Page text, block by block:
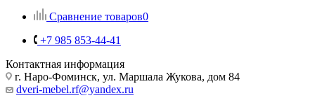
Сравнение товаров0
+7 985 853-44-41
Контактная информация
г. Наро-Фоминск, ул. Маршала Жукова, дом 84
dveri-mebel.rf@yandex.ru